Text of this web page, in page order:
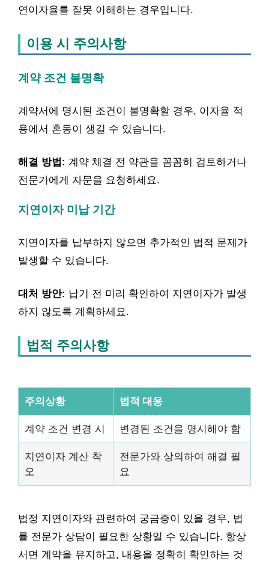
연이자율를 잘못 이해하는 경우입니다.
이용 시 주의사항
계약 조건 불명확
계약서에 명시된 조건이 불명확할 경우, 이자율 적
용에서 혼동이 생길 수 있습니다.
해결 방법: 계약 체결 전 약관을 꼼꼼히 검토하거나
전문가에게 자문을 요청하세요.
지연이자 미납 기간
지연이자를 납부하지 않으면 추가적인 법적 문제가
발생할 수 있습니다.
대처 방안: 납기 전 미리 확인하여 지연이자가 발생
하지 않도록 계획하세요.
법적 주의사항
주의상황 법적 대응
계약 조건 변경 시 변경된 조건을 명시해야 함
지연이자 계산 착
오
전문가와 상의하여 해결 필
요
법정 지연이자와 관련하여 궁금증이 있을 경우, 법
률 전문가 상담이 필요한 상황일 수 있습니다. 항상
서면 계약을 유지하고, 내용을 정확히 확인하는 것